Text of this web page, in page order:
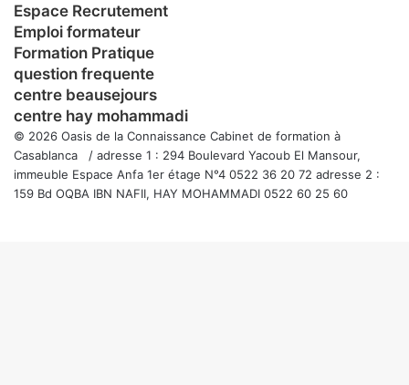
Espace Recrutement
Emploi formateur
Formation Pratique
question frequente
centre beausejours
centre hay mohammadi
© 2026 Oasis de la Connaissance Cabinet de formation à
Casablanca / adresse 1 : 294 Boulevard Yacoub El Mansour,
immeuble Espace Anfa 1er étage N°4 0522 36 20 72 adresse 2 :
159 Bd OQBA IBN NAFII, HAY MOHAMMADI 0522 60 25 60